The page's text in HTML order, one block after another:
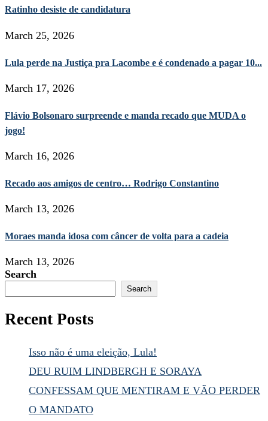
Ratinho desiste de candidatura
March 25, 2026
Lula perde na Justiça pra Lacombe e é condenado a pagar 10...
March 17, 2026
Flávio Bolsonaro surpreende e manda recado que MUDA o
jogo!
March 16, 2026
Recado aos amigos de centro… Rodrigo Constantino
March 13, 2026
Moraes manda idosa com câncer de volta para a cadeia
March 13, 2026
Search
Search
Recent Posts
Isso não é uma eleição, Lula!
DEU RUIM LINDBERGH E SORAYA
CONFESSAM QUE MENTIRAM E VÃO PERDER
O MANDATO